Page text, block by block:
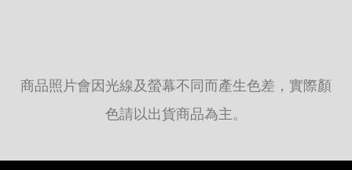
商品照片會因光線及螢幕不同而產生色差，實際顏
色請以出貨商品為主。